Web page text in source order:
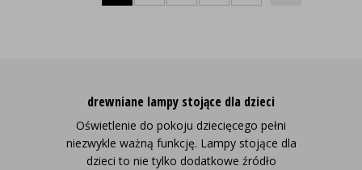
drewniane lampy stojące dla dzieci
Oświetlenie do pokoju dziecięcego pełni
niezwykle ważną funkcję. Lampy stojące dla
dzieci to nie tylko dodatkowe źródło